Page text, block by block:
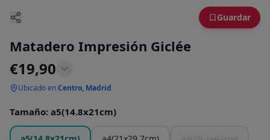
Guardar
Matadero Impresión Giclée
€19,90
Ubicado enCentro, Madrid
Tamaño: a5(14.8x21cm)